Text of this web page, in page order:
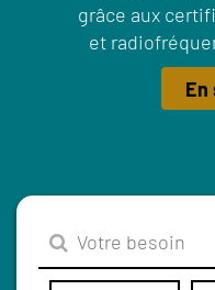
grâce aux
et
En